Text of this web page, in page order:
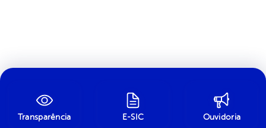
Transparência E-SIC Ouvidoria